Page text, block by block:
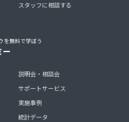
スタッフに相談する
を無料で学ぼう
ー
説明会・相談会
サポートサービス
実施事例
統計データ